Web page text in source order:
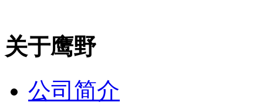
关于鹰野
公司简介